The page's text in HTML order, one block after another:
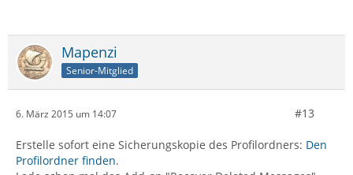
Mapenzi
Senior-Mitglied
6. März 2015 um 14:07 #13
Erstelle sofort eine Sicherungskopie des Profilordners: Den
Profilordner finden.